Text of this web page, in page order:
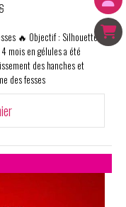
🔥 Objectif : Silhouette
mois en gélules a été
des hanches et
des fesses